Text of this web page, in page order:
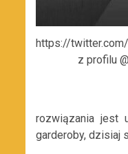
https://
z profilu
rozwiązania jest
garderoby, dzisiaj